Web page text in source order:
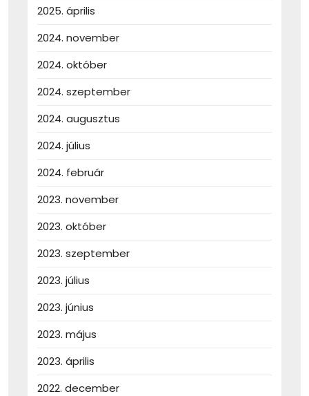
2025. április
2024. november
2024. október
2024. szeptember
2024. augusztus
2024. július
2024. február
2023. november
2023. október
2023. szeptember
2023. július
2023. június
2023. május
2023. április
2022. december